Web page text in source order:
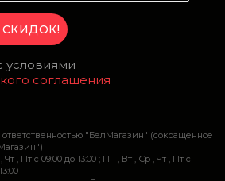
условиями
соглашения
"БелМагазин" (сокращенное
, Пт c 09:00 до 13:00 ; Пн , Вт , Ср , Чт , Пт c